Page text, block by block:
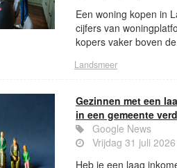
Een woning kopen in
cijfers van
kopers vaker boven
Landsmeer
Gezinnen met een
in een gemeente
Google News
Vrijdag 31 juli
Heb je een laag